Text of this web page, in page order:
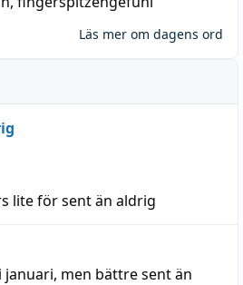
Läs mer om dagens ord
lite för sent än aldrig
men bättre sent än